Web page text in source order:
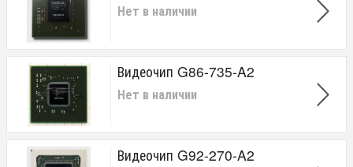
Нет в наличии
Видеочип G86-735-A2
Нет в наличии
Видеочип G92-270-A2